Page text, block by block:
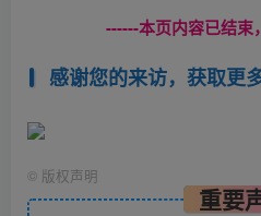
------本页内容已结束
感谢您的来访，获取更
© 版权声明
重要